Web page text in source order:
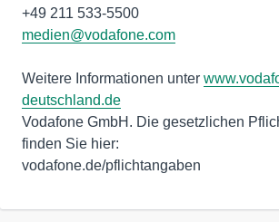
medien@vodafone.com
Weitere Informationen unter
deutschland.de
Vodafone GmbH. Die gesetzlichen
finden Sie hier:
vodafone.de/pflichtangaben